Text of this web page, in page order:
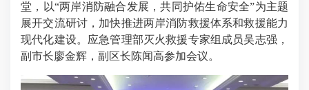
堂，以“两岸消防融合发展，共同护佑生命安全”为主题
展开交流研讨，加快推进两岸消防救援体系和救援能力
现代化建设。应急管理部灭火救援专家组成员吴志强，
副市长廖金辉，副区长陈闻高参加会议。